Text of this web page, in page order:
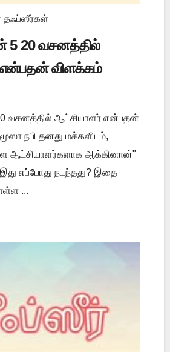
தஃப்ஸீர்கள்
5 20 வசனத்தில்
விளக்கம்
வசனத்தில் ஆட்சியாளர் என்பதன்
நபி தனது மக்களிடம்,
ஆட்சியாளர்களாக ஆக்கினான்"
இது எப்போது நடந்தது? இதை
...